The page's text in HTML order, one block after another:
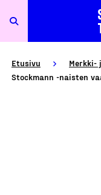
Etusivu Merkki-
Stockmann -naisten